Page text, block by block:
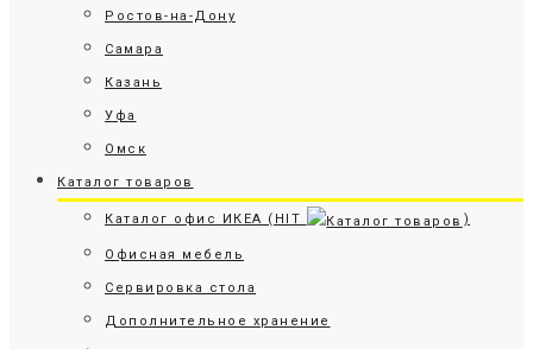
Ростов-на-Дону
Самара
Казань
Уфа
Омск
Каталог товаров
Каталог офис ИКЕА (HIT )
Офисная мебель
Сервировка стола
Дополнительное хранение